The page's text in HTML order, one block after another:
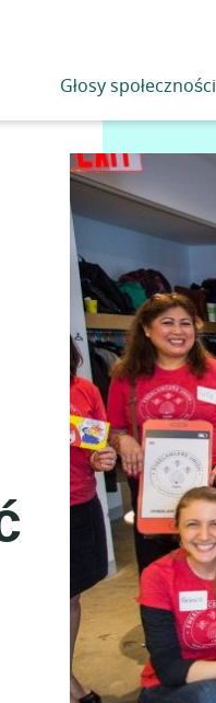
Głosy społeczności